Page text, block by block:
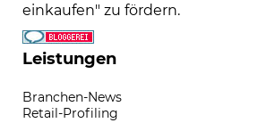
einkaufen" zu fördern.
Leistungen
Branchen-News
Retail-Profiling